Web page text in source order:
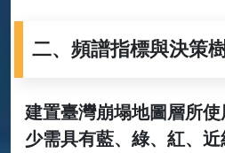
二、頻譜指標與決策
建置臺灣崩塌地圖層所
少需具有藍、綠、紅、